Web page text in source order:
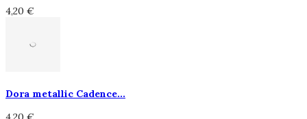
4,20 €
Dora metallic Cadence...